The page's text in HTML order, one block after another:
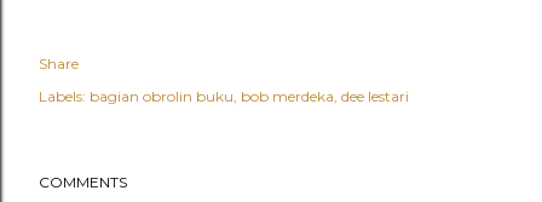
Share
Labels: bagian obrolin buku bob merdeka dee lestari
COMMENTS